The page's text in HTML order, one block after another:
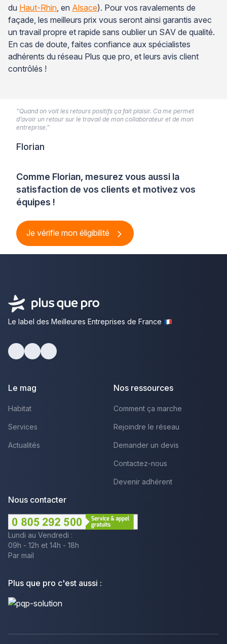
du Haut-Rhin , en Alsace). Pour vos ravalements de
façade, les meilleurs prix vous seront ainsi garantis avec
un travail propre et rapide sans oublier un SAV de qualité.
En cas de doute, faites confiance aux spécialistes
adhérents du réseau Plus que pro, et leurs avis client
contrôlés !
Comme Florian, mesurez vous aussi la
satisfaction de vos clients et motivez vos
équipes !
Je vérifie mon éligibilité
“Quand on voit les retours positifs ça fait plaisir. Ca me permet
d’avoir un retour sur le travail de mon collaborateur et de mon
entreprise.”
Florian
Le label des Meilleures Entreprises de France
Le mag
Habitat
Services
Actualités
Nos ressources
Comment ça marche
Rejoindre le réseau
Demander un devis
Contactez-nous
Devenir adhérent
Nous contacter
Lundi au Vendredi :
09h - 12h et 14h - 18h
Par mail
Plus que pro c'est aussi :